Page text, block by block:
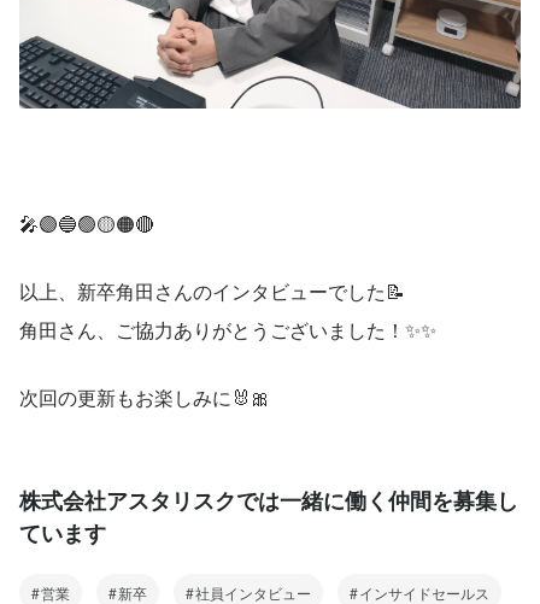
🎤🟣🔵🟢🟡🟠🔴
以上、新卒角田さんのインタビューでした📝
角田さん、ご協力ありがとうございました！✨️✨️
次回の更新もお楽しみに🐰🎀
株式会社アスタリスクでは一緒に働く仲間を募集し
ています
営業 新卒 社員インタビュー インサイドセールス